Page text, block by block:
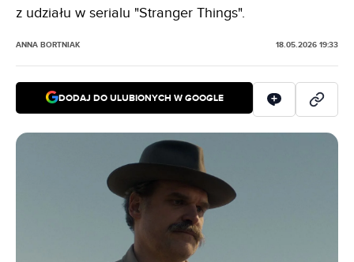
z udziału w serialu "Stranger Things".
ANNA BORTNIAK 18.05.2026 19:33
DODAJ DO ULUBIONYCH W GOOGLE